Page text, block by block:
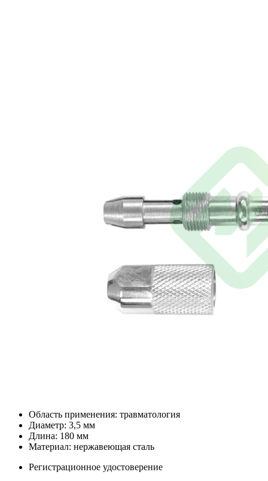
Область применения: травматология
Диаметр: 3,5 мм
Длина: 180 мм
Материал: нержавеющая сталь
Регистрационное удостоверение